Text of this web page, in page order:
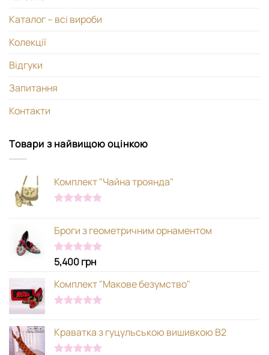
Каталог – всі вироби
Колекції
Відгуки
Запитання
Контакти
Товари з найвищою оцінкою
Комплект "Чайна троянда"
Броги з геометричним орнаментом
Оцінено в
з 5
5,400грн
Комплект "Макове безумство"
Краватка з гуцульською вишивкою В2